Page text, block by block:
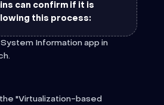
can confirm if it is
this process:
Information app in
"Virtualization-based